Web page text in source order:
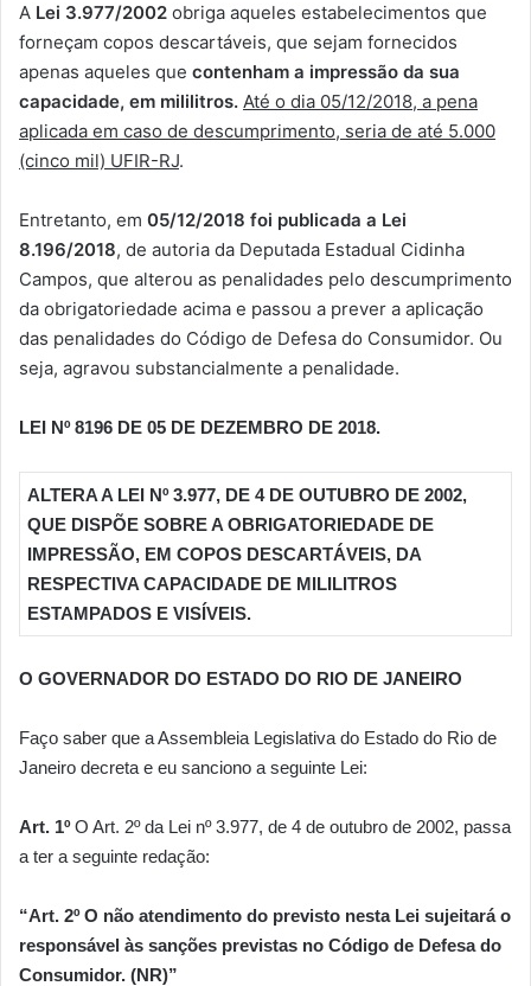
A Lei 3.977/2002 obriga aqueles estabelecimentos que
forneçam copos descartáveis, que sejam fornecidos
apenas aqueles que contenham a impressão da sua
capacidade, em mililitros. Até o dia 05/12/2018, a pena
aplicada em caso de descumprimento, seria de até 5.000
(cinco mil) UFIR-RJ.
Entretanto, em 05/12/2018 foi publicada a Lei
8.196/2018, de autoria da Deputada Estadual Cidinha
Campos, que alterou as penalidades pelo descumprimento
da obrigatoriedade acima e passou a prever a aplicação
das penalidades do Código de Defesa do Consumidor. Ou
seja, agravou substancialmente a penalidade.
LEI Nº 8196 DE 05 DE DEZEMBRO DE 2018.
ALTERA A LEI Nº 3.977, DE 4 DE OUTUBRO DE 2002,
QUE DISPÕE SOBRE A OBRIGATORIEDADE DE
IMPRESSÃO, EM COPOS DESCARTÁVEIS, DA
RESPECTIVA CAPACIDADE DE MILILITROS
ESTAMPADOS E VISÍVEIS.
O GOVERNADOR DO ESTADO DO RIO DE JANEIRO
Faço saber que a Assembleia Legislativa do Estado do Rio de
Janeiro decreta e eu sanciono a seguinte Lei:
Art. 1ºO Art. 2º da Lei nº 3.977, de 4 de outubro de 2002, passa
a ter a seguinte redação:
“Art. 2º O não atendimento do previsto nesta Lei sujeitará o
responsável às sanções previstas no Código de Defesa do
Consumidor. (NR)”